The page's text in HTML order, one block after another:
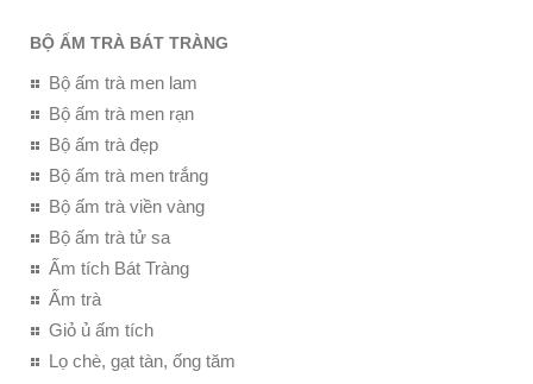
BỘ ẤM TRÀ BÁT TRÀNG
Bộ ấm trà men lam
Bộ ấm trà men rạn
Bộ ấm trà đẹp
Bộ ấm trà men trắng
Bộ ấm trà viền vàng
Bộ ấm trà tử sa
Ấm tích Bát Tràng
Ấm trà
Giỏ ủ ấm tích
Lọ chè, gạt tàn, ống tăm